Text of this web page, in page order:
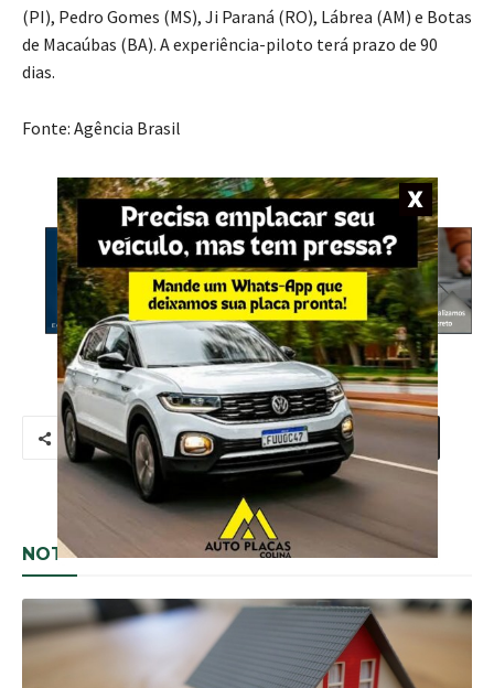
(PI), Pedro Gomes (MS), Ji Paraná (RO), Lábrea (AM) e Botas
de Macaúbas (BA). A experiência-piloto terá prazo de 90
dias.
Fonte: Agência Brasil
- Anúncio -
NOTÍCIAS RELACIONADAS